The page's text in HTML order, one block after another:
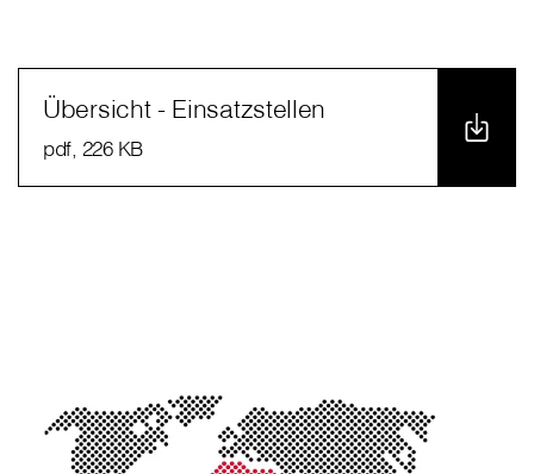
Übersicht - Einsatzstellen
pdf, 226 KB